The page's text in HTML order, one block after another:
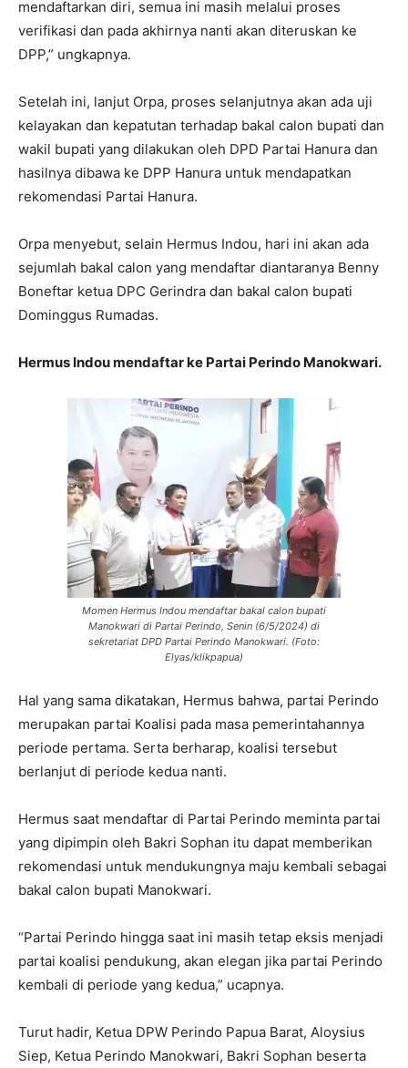
mendaftarkan diri, semua ini masih melalui proses
verifikasi dan pada akhirnya nanti akan diteruskan ke
DPP,” ungkapnya.
Setelah ini, lanjut Orpa, proses selanjutnya akan ada uji
kelayakan dan kepatutan terhadap bakal calon bupati dan
wakil bupati yang dilakukan oleh DPD Partai Hanura dan
hasilnya dibawa ke DPP Hanura untuk mendapatkan
rekomendasi Partai Hanura.
Orpa menyebut, selain Hermus Indou, hari ini akan ada
sejumlah bakal calon yang mendaftar diantaranya Benny
Boneftar ketua DPC Gerindra dan bakal calon bupati
Dominggus Rumadas.
Hermus Indou mendaftar ke Partai Perindo Manokwari.
Momen Hermus Indou mendaftar bakal calon bupati
Manokwari di Partai Perindo, Senin (6/5/2024) di
sekretariat DPD Partai Perindo Manokwari. (Foto:
Elyas/klikpapua)
Hal yang sama dikatakan, Hermus bahwa, partai Perindo
merupakan partai Koalisi pada masa pemerintahannya
periode pertama. Serta berharap, koalisi tersebut
berlanjut di periode kedua nanti.
Hermus saat mendaftar di Partai Perindo meminta partai
yang dipimpin oleh Bakri Sophan itu dapat memberikan
rekomendasi untuk mendukungnya maju kembali sebagai
bakal calon bupati Manokwari.
“Partai Perindo hingga saat ini masih tetap eksis menjadi
partai koalisi pendukung, akan elegan jika partai Perindo
kembali di periode yang kedua,” ucapnya.
Turut hadir, Ketua DPW Perindo Papua Barat, Aloysius
Siep, Ketua Perindo Manokwari, Bakri Sophan beserta